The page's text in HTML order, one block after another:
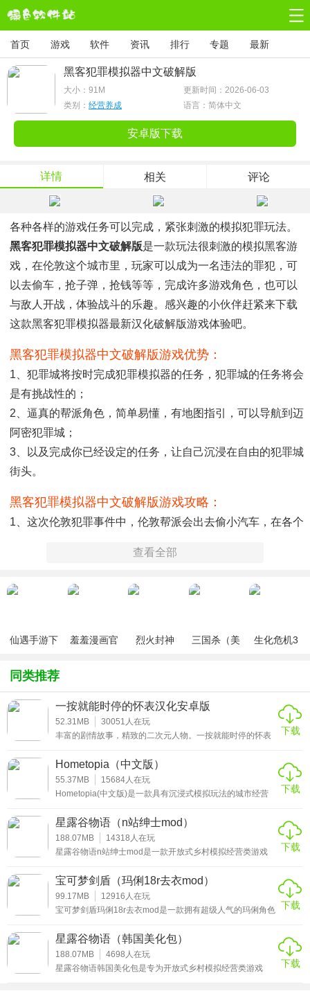
首页 游戏 软件 资讯 排行 专题 最新
黑客犯罪模拟器中文破解版
大小： 91M
更新时间：2026-06-03
类别： 经营养成 语言：简体中文
安卓版下载
详情 相关 评论
各种各样的游戏任务可以完成，紧张刺激的模拟犯罪玩法。
黑客犯罪模拟器中文破解版是一款玩法很刺激的模拟黑客游
戏，在伦敦这个城市里，玩家可以成为一名违法的罪犯，可
以去偷车，抢子弹，抢钱等等，完成许多游戏角色，也可以
与敌人开战，体验战斗的乐趣。感兴趣的小伙伴赶紧来下载
这款黑客犯罪模拟器最新汉化破解版游戏体验吧。
黑客犯罪模拟器中文破解版游戏优势：
1、犯罪城将按时完成犯罪模拟器的任务，犯罪城的任务将会
是有挑战性的；
2、逼真的帮派角色，简单易懂，有地图指引，可以导航到迈
阿密犯罪城；
3、以及完成你已经设定的任务，让自己沉浸在自由的犯罪城
街头。
黑客犯罪模拟器中文破解版游戏攻略：
1、这次伦敦犯罪事件中，伦敦帮派会出去偷小汽车，在各个
2、暴徒正准备在犯罪世界的大街小巷呼啸而过，拿起武器和
欢迎来到《黑客犯罪模拟器无限金币版》中的“真正疯狂黑
令玩家们惊恐和着迷的大型玩家游戏中，我们会化身暴徒，
做任何你想做的事。
查看全部
仙遇手游下
羞羞漫画官
烈火封神
三国杀（美
生化危机3
同类推荐
一按就能时停的怀表汉化安卓版
52.31MB 30051 人在玩
丰富的剧情故事，精致的二次元人物。一按就能时停的怀表
的剧情和故事，开发多种内容。当按钮打开时，时间停止。
这只怀表非常神奇。时间停止的时候你可以做各种事情。很
多角色都可以选择，直接选择自己喜欢的类型的角色去遇到
一个浪漫的爱情故事。感兴趣的小伙伴赶紧来下载这款一按
下载
Hometopia（中文版）
55.37MB 15684人在玩
Hometopia(中文版)是一款具有沉浸式模拟玩法的城市经营
空想象力的房屋设计师，在这一天你终于有机会好好的设计
出一座属于自己的房子，你将会从零开始构想，然后画出蓝
图，按照你的想法去建造它。
下载
星露谷物语（n站绅士mod）
188.07MB 14318 人在玩
星露谷物语n站绅士mod是一款开放式乡村模拟经营类游戏
用自己开阔的眼界和经商头脑整改和发展整个牧场。除了玩
法变动不多之外，剧情加入了很多全新的福利元素，各种清
凉的动画剧情等你解锁!
下载
宝可梦剑盾（玛俐18r去衣mod）
99.17MB 12916 人在玩
宝可梦剑盾玛俐18r去衣mod是一款拥有超级人气的玛俐角色
凉的时装模组还有体验裸足、果体、隐藏剧情等绅士玩法。
对这些感兴趣的朋友欢迎来这里体验别有一番风味的冒险之
旅哟!
下载
星露谷物语（韩国美化包）
188.07MB 4698 人在玩
星露谷物语韩国美化包是专为开放式乡村模拟经营类游戏
下载